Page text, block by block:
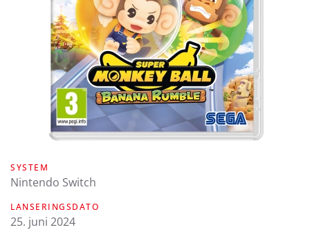
SYSTEM
Nintendo Switch
LANSERINGSDATO
25. juni 2024